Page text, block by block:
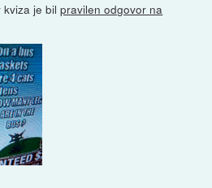
kviza je bilpravilen odgovor na